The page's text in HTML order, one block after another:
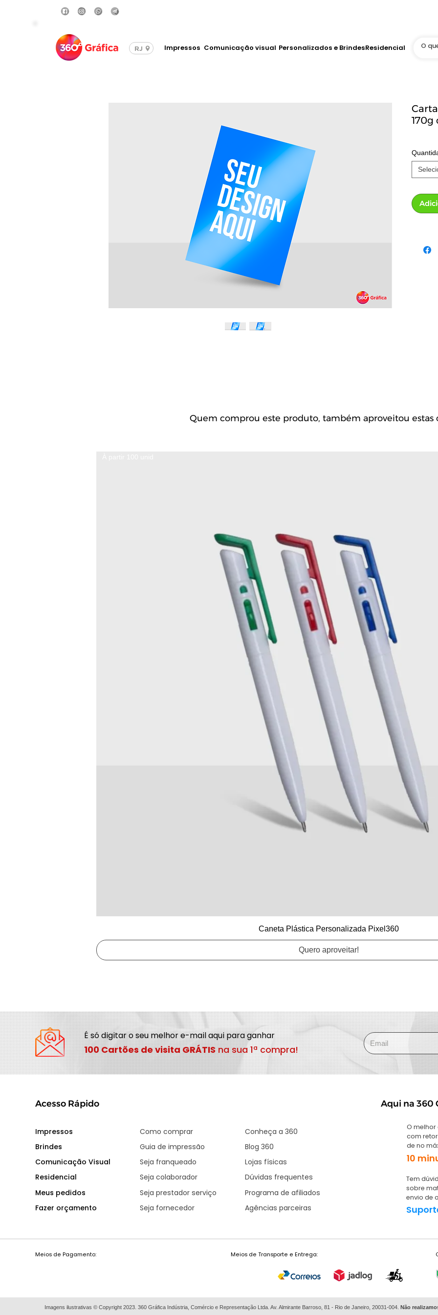
170g
Quem comprou este produto, também aproveitou estas
Caneta Plástica Personalizada Pixel360
Quero aproveitar!
RJ Impressos Comunicação visual Personalizados e BrindesResidencial
É só digitar o seu melhor e-mail aqui para ganhar
100 Cartões de visita GRÁTISna sua 1ª compra!
Acesso Rápido
Impressos
Brindes
Comunicação Visual
Residencial
Meus pedidos
Fazer orçamento
Como comprar
Guia de impressão
Seja franqueado
Seja colaborador
Seja prestador serviço
Seja fornecedor
Conheça a 360
Blog 360
Lojas físicas
Dúvidas frequentes
Programa de afiliados
Agências parceiras
Aqui na 360
O
com
de no
10
Tem
sobre
envio de
Meios de Pagamento: Meios de Transporte e Entrega:
Imagens ilustrativas © Copyright 2023. 360 Gráfica Indústria, Comércio e Representação Ltda. Av. Almirante Barroso, 81 - Rio de Janeiro, 20031-004. Não